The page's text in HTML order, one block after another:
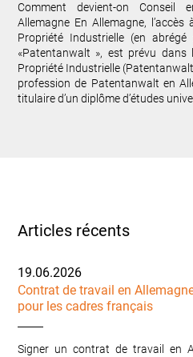
Comment devient-on Conseil
Allemagne En Allemagne,
Propriété Industrielle (en
«Patentanwalt », est prévu dans
Propriété Industrielle
profession de Patentanwalt en
titulaire d’un diplôme d’études
Articles récents
19.06.2026
Contrat de travail en
pour les cadres français
Signer un contrat de travail en